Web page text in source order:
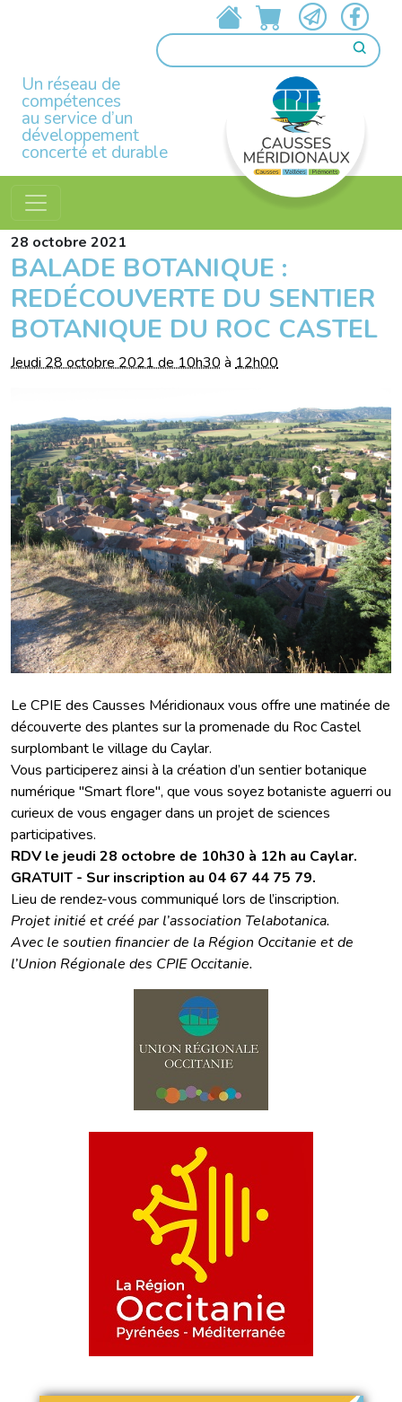
Un réseau de
compétences
au service d’un
développement
concerté et durable
28 octobre 2021
BALADE BOTANIQUE :
REDÉCOUVERTE DU SENTIER
BOTANIQUE DU ROC CASTEL
Jeudi 28 octobre 2021 de 10h30 à 12h00
Le CPIE des Causses Méridionaux vous offre une matinée de
découverte des plantes sur la promenade du Roc Castel
surplombant le village du Caylar.
Vous participerez ainsi à la création d’un sentier botanique
numérique "Smart flore", que vous soyez botaniste aguerri ou
curieux de vous engager dans un projet de sciences
participatives.
RDV le jeudi 28 octobre de 10h30 à 12h au Caylar.
GRATUIT - Sur inscription au 04 67 44 75 79.
Lieu de rendez-vous communiqué lors de l’inscription.
Projet initié et créé par l’association Telabotanica.
Avec le soutien financier de la Région Occitanie et de
l’Union Régionale des CPIE Occitanie.